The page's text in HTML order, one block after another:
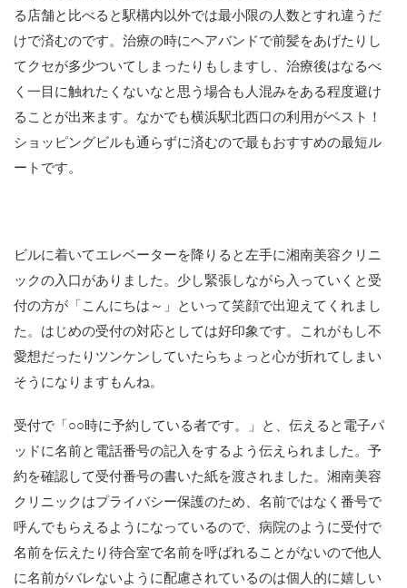
る店舗と比べると駅構内以外では最小限の人数とすれ違うだ
けで済むのです。治療の時にヘアバンドで前髪をあげたりし
てクセが多少ついてしまったりもしますし、治療後はなるべ
く一目に触れたくないなと思う場合も人混みをある程度避け
ることが出来ます。なかでも横浜駅北西口の利用がベスト！
ショッピングビルも通らずに済むので最もおすすめの最短ル
ートです。
ビルに着いてエレベーターを降りると左手に湘南美容クリニ
ックの入口がありました。少し緊張しながら入っていくと受
付の方が「こんにちは～」といって笑顔で出迎えてくれまし
た。はじめの受付の対応としては好印象です。これがもし不
愛想だったりツンケンしていたらちょっと心が折れてしまい
そうになりますもんね。
受付で「○○時に予約している者です。」と、伝えると電子パ
ッドに名前と電話番号の記入をするよう伝えられました。予
約を確認して受付番号の書いた紙を渡されました。湘南美容
クリニックはプライバシー保護のため、名前ではなく番号で
呼んでもらえるようになっているので、病院のように受付で
名前を伝えたり待合室で名前を呼ばれることがないので他人
に名前がバレないように配慮されているのは個人的に嬉しい